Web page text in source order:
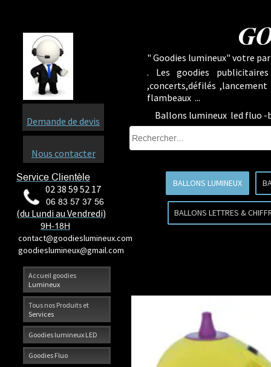
Accueil goodies
Lumineux
Tous nos Produits et
Services
Goodies lumineux LED
Goodies Fluo
Service Clientèle
02 38 59 52 17
06 83 57 37 56
(du Lundi au Vendredi)
9H-18H
contact@goodieslumineux.com
goodieslumineux@gmail.com
Demande de devis
Nous contacter
" Goodies lumineux" votre
. Les goodies
,concerts,défilés
flambeaux ...
Ballons lumineux led fluo
BALLONS LUMINEUX
BALLONS LETTRES &